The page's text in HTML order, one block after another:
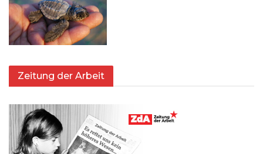
Zeitung der Arbeit